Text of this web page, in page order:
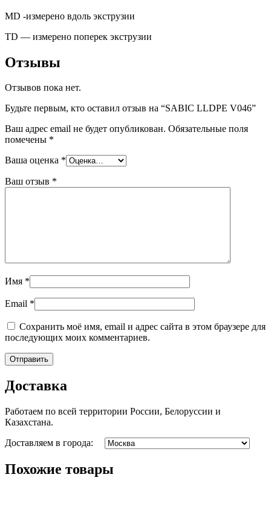
MD -измерено вдоль экструзии
TD — измерено поперек экструзии
Отзывы
Отзывов пока нет.
Будьте первым, кто оставил отзыв на “SABIC LLDPE V046”
Ваш адрес email не будет опубликован. Обязательные поля
помечены *
Ваша оценка *
Ваш отзыв *
Имя *
Email *
Сохранить моё имя, email и адрес сайта в этом браузере для
последующих моих комментариев.
Доставка
Работаем по всей территории России, Белоруссии и
Казахстана.
Доставляем в города:
Похожие товары